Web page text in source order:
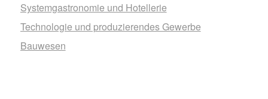
Systemgastronomie und Hotellerie
Technologie und produzierendes Gewerbe
Bauwesen